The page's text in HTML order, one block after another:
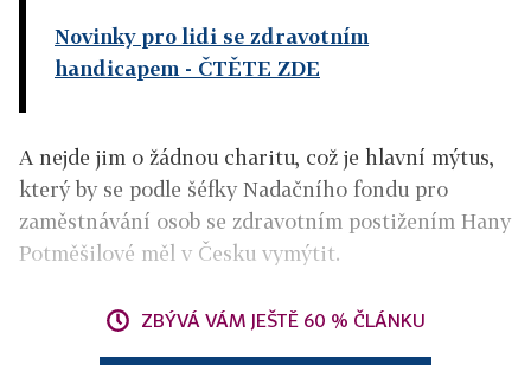
Novinky pro lidi se zdravotním
handicapem - ČTĚTE ZDE
A nejde jim o žádnou charitu, což je hlavní mýtus,
který by se podle šéfky Nadačního fondu pro
zaměstnávání osob se zdravotním postižením Hany
Potměšilové měl v Česku vymýtit.
ZBÝVÁ VÁM JEŠTĚ 60 % ČLÁNKU